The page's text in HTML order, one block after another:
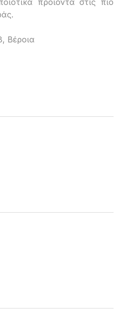
προϊόντα στις πιο
Βέροια